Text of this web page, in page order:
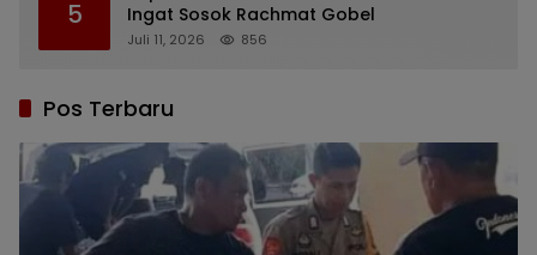
5
Ingat Sosok Rachmat Gobel
Juli 11, 2026 856
Pos Terbaru